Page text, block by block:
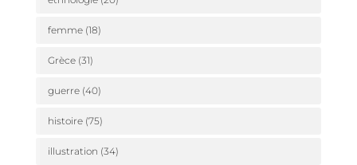
femme(18)
Grèce(31)
guerre(40)
histoire(75)
illustration (34)